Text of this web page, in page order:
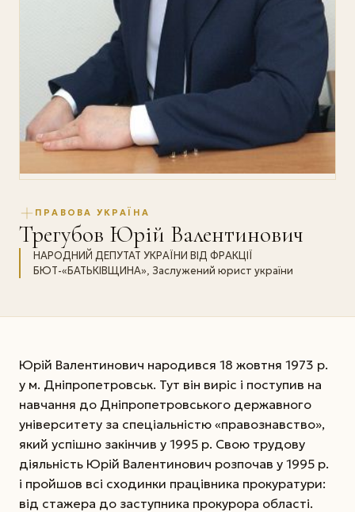
ПРАВОВА УКРАЇНА
Трегубов Юрій Валентинович
НАРОДНИЙ ДЕПУТАТ УКРАЇНИ ВІД ФРАКЦІЇ
БЮТ-«БАТЬКІВЩИНА», Заслужений юрист україни
Юрій Валентинович народився 18 жовтня 1973 р.
у м. Дніпропетровськ. Тут він виріс і поступив на
навчання до Дніпропетровського державного
університету за спеціальністю «правознавство»,
який успішно закінчив у 1995 р. Свою трудову
діяльність Юрій Валентинович розпочав у 1995 р.
і пройшов всі сходинки працівника прокуратури:
від стажера до заступника прокурора області.